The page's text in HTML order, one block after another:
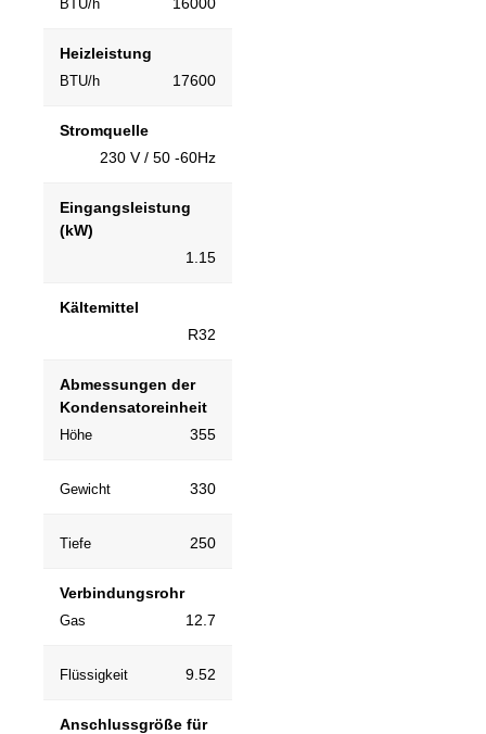
BTU/h
Heizleistung
BTU/h 17600
Stromquelle
230 V / 50 -60Hz
Eingangsleistung
(kW)
1.15
Kältemittel
R32
Abmessungen der
Kondensatoreinheit
Höhe 355
Gewicht 330
Tiefe 250
Verbindungsrohr
Gas 12.7
Flüssigkeit 9.52
Anschlussgröße für